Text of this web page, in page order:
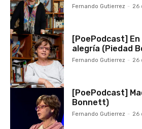
Fernando Gutierrez - 26
[PoePodcast]
alegría (Piedad
Fernando Gutierrez - 26
[PoePodcast]
Bonnett)
Fernando Gutierrez - 26